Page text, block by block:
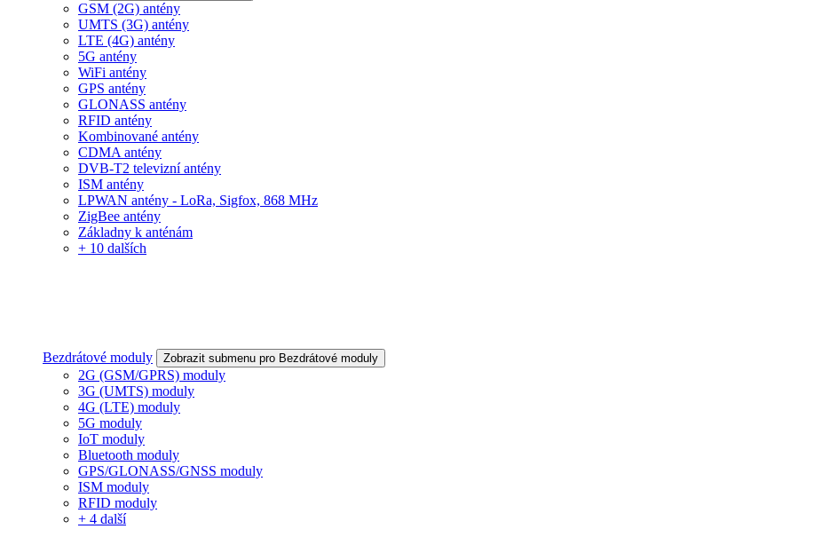
GSM (2G) antény
UMTS (3G) antény
LTE (4G) antény
5G antény
WiFi antény
GPS antény
GLONASS antény
RFID antény
Kombinované antény
CDMA antény
DVB-T2 televizní antény
ISM antény
LPWAN antény - LoRa, Sigfox, 868 MHz
ZigBee antény
Základny k anténám
+ 10 dalších
Bezdrátové moduly Zobrazit submenu pro Bezdrátové moduly
2G (GSM/GPRS) moduly
3G (UMTS) moduly
4G (LTE) moduly
5G moduly
IoT moduly
Bluetooth moduly
GPS/GLONASS/GNSS moduly
ISM moduly
RFID moduly
+ 4 další